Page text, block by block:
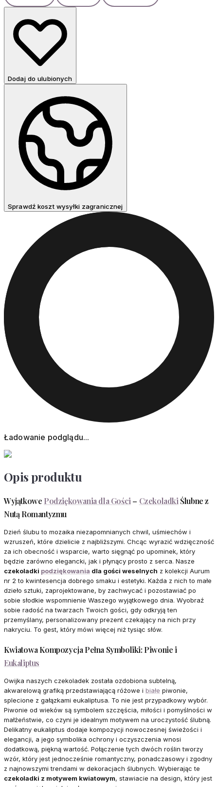
Dodaj do ulubionych
Sprawdź koszt wysyłki zagranicznej
Ładowanie podglądu...
Opis produktu
Wyjątkowe Podziękowania dla Gości– CzekoladkiŚlubne z
Nutą Romantyzmu
Dzień ślubu to mozaika niezapomnianych chwil, uśmiechów i
wzruszeń, które dzielicie z najbliższymi. Chcąc wyrazić wdzięczność
za ich obecność i wsparcie, warto sięgnąć po upominek, który
będzie zarówno elegancki, jak i płynący prosto z serca. Nasze
czekoladki podziękowania dla gości weselnych z kolekcji Aurum
nr 2 to kwintesencja dobrego smaku i estetyki. Każda z nich to małe
dzieło sztuki, zaprojektowane, by zachwycać i pozostawiać po
sobie słodkie wspomnienie Waszego wyjątkowego dnia. Wyobraź
sobie radość na twarzach Twoich gości, gdy odkryją ten
przemyślany, personalizowany prezent czekający na nich przy
nakryciu. To gest, który mówi więcej niż tysiąc słów.
Kwiatowa Kompozycja Pełna Symboliki: Piwonie i
Eukaliptus
Owijka naszych czekoladek została ozdobiona subtelną,
akwarelową grafiką przedstawiającą różowe i białe piwonie,
splecione z gałązkami eukaliptusa. To nie jest przypadkowy wybór.
Piwonie od wieków są symbolem szczęścia, miłości i pomyślności w
małżeństwie, co czyni je idealnym motywem na uroczystość ślubną.
Delikatny eukaliptus dodaje kompozycji nowoczesnej świeżości i
elegancji, a jego symbolika ochrony i oczyszczenia wnosi
dodatkową, piękną wartość. Połączenie tych dwóch roślin tworzy
wzór, który jest jednocześnie romantyczny, ponadczasowy i zgodny
z najnowszymi trendami w dekoracjach ślubnych. Wybierając te
czekoladki z motywem kwiatowym, stawiacie na design, który jest